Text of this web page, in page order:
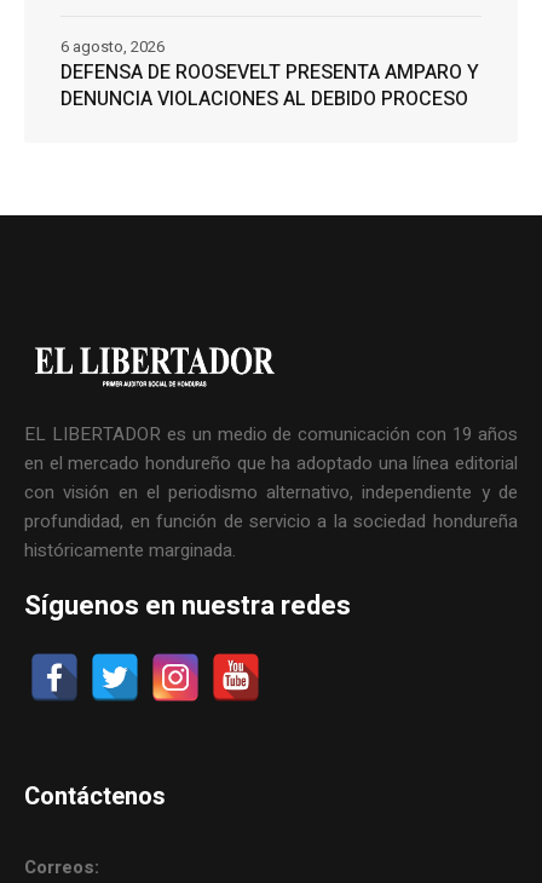
DEFENSA DE ROOSEVELT PRESENTA AMPARO Y
DENUNCIA VIOLACIONES AL DEBIDO PROCESO
6 agosto, 2026
EL LIBERTADOR es un medio de comunicación con 19 años
en el mercado hondureño que ha adoptado una línea editorial
con visión en el periodismo alternativo, independiente y de
profundidad, en función de servicio a la sociedad hondureña
históricamente marginada.
Síguenos en nuestra redes
Contáctenos
Correos: